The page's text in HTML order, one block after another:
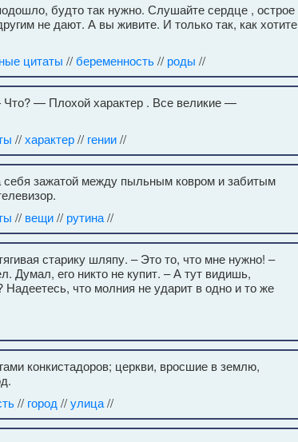
будто так нужно. Слушайте сердце , острое
не дают. А вы живите. И только так, как хотите
цитаты //беременность// роды //
— Плохой характер . Все великие —
//характер// гении//
зажатой между пыльным ковром и забитым
// вещи// рутина//
старику шляпу. – Это то, что мне нужно! –
Думал, его никто не купит. – А тут видишь,
что молния не ударит в одно и то же
конкистадоров; церкви, вросшие в землю,
// город //улица//